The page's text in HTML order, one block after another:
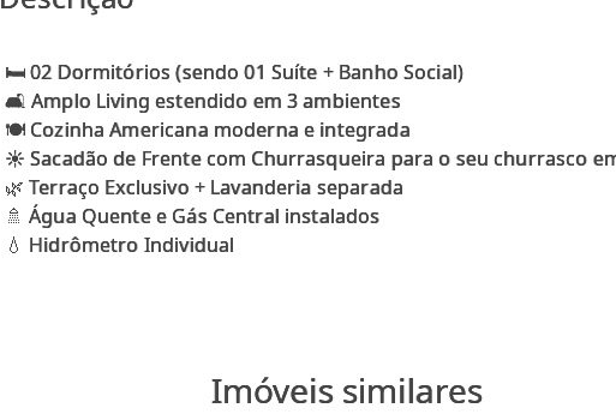
🛏️ 02 Dormitórios (sendo 01 Suíte + Banho Social)
🛋️ Amplo Living estendido em 3 ambientes
🍽️ Cozinha Americana moderna e integrada
☀️ Sacadão de Frente com Churrasqueira para o seu churrasco
🌿 Terraço Exclusivo + Lavanderia separada
🚿 Água Quente e Gás Central instalados
Imóveis similares